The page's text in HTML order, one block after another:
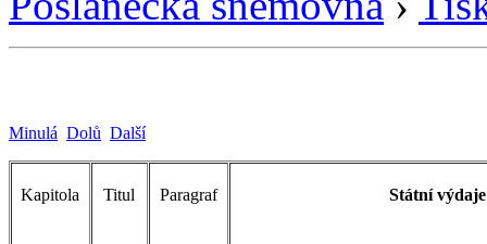
Minulá Dolů Další
Kapitola Titul Paragraf Státní výdaje